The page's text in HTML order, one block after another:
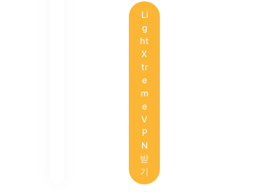
Li
g
ht
X
tr
e
m
e
V
P
N
받
기